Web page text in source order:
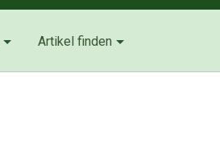
Artikel finden